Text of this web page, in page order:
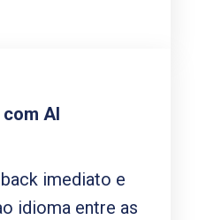
AI
imediato e
idioma entre as